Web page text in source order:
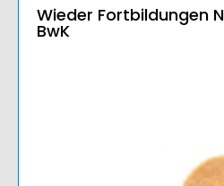
Wieder Fortbildungen
BwK